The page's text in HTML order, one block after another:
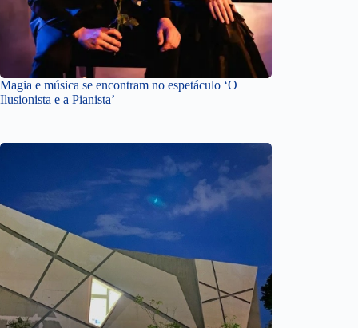
Magia e música se encontram no espetáculo ‘O
Ilusionista e a Pianista’